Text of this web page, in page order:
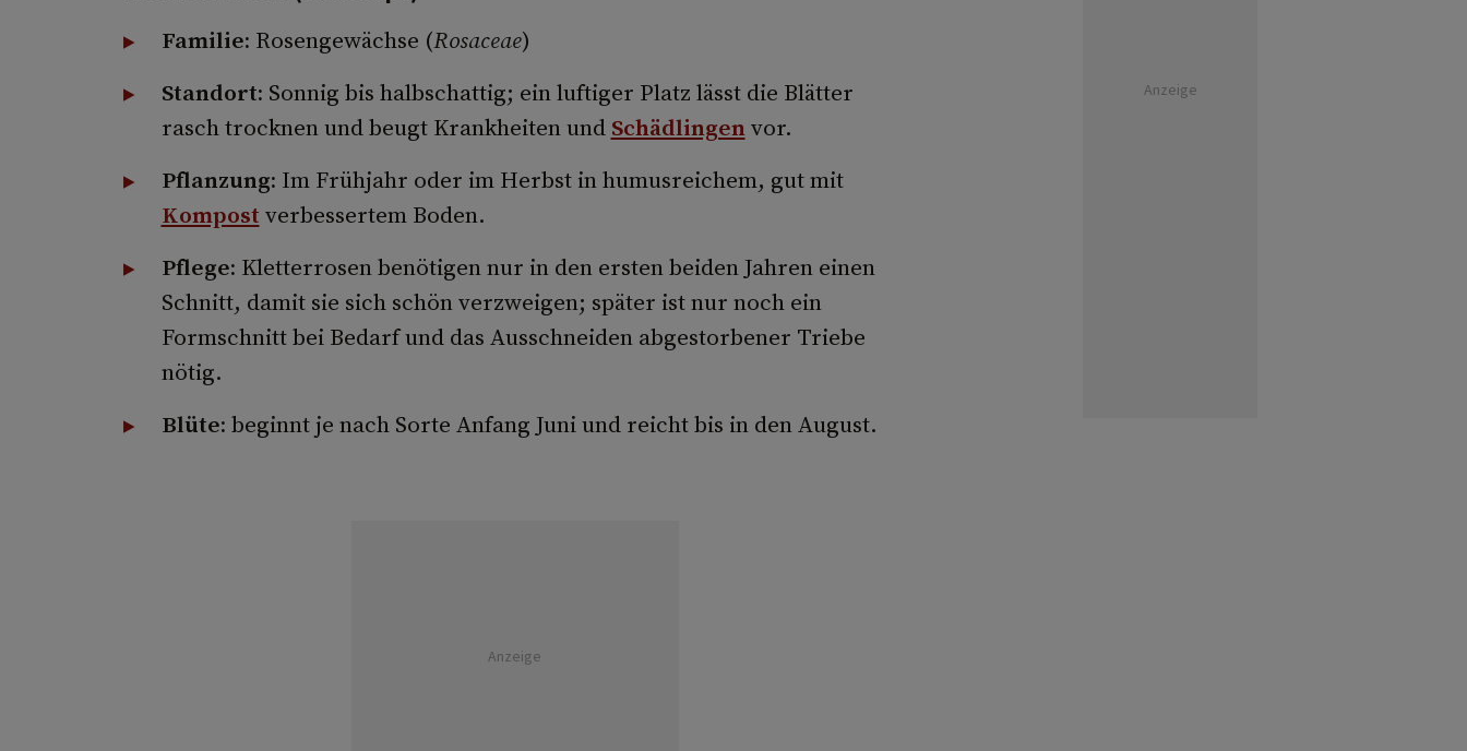
Familie: Rosengewächse (Rosaceae)
Standort: Sonnig bis halbschattig; ein luftiger Platz lässt die Blätter
rasch trocknen und beugt Krankheiten und Schädlingenvor.
Pflanzung: Im Frühjahr oder im Herbst in humusreichem, gut mit
Kompost verbessertem Boden.
Pflege: Kletterrosen benötigen nur in den ersten beiden Jahren einen
Schnitt, damit sie sich schön verzweigen; später ist nur noch ein
Formschnitt bei Bedarf und das Ausschneiden abgestorbener Triebe
nötig.
Blüte: beginnt je nach Sorte Anfang Juni und reicht bis in den August.
Anzeige
Anzeige